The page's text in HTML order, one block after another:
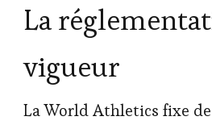
La
vigueur
La World Athletics fixe